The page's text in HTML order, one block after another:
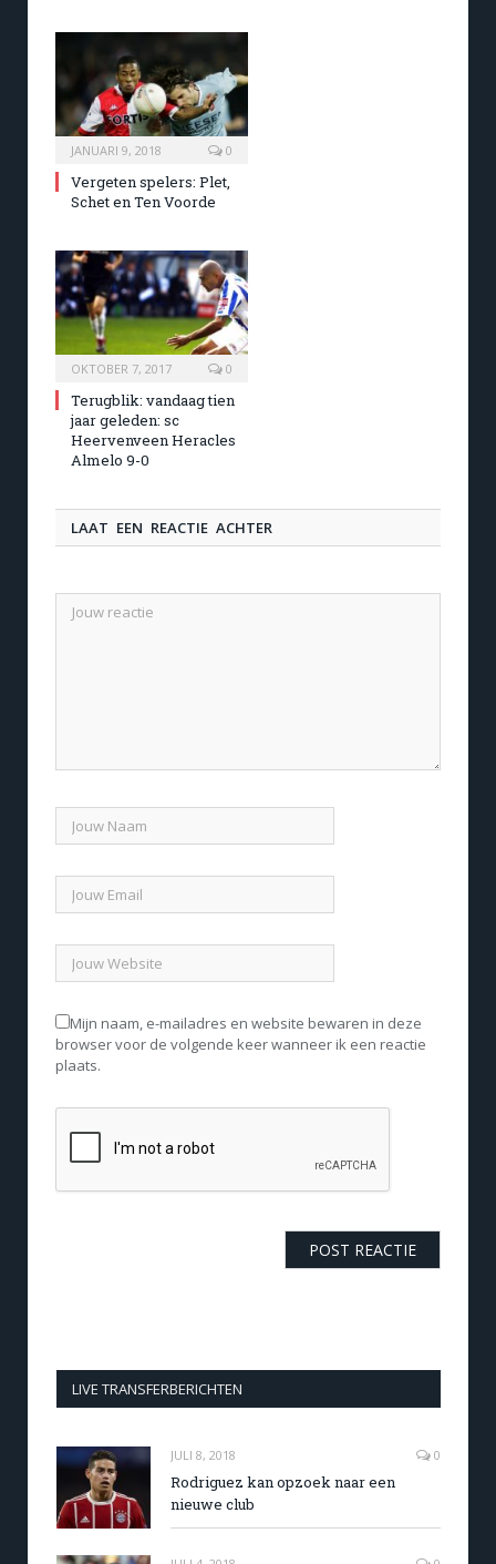
JANUARI 9, 2018 0
Vergeten spelers: Plet,
Schet en Ten Voorde
OKTOBER 7, 2017 0
Terugblik: vandaag tien
jaar geleden: sc
Heervenveen Heracles
Almelo 9-0
LAAT EEN REACTIE ACHTER
Mijn naam, e-mailadres en website bewaren in deze
browser voor de volgende keer wanneer ik een reactie
plaats.
LIVE TRANSFERBERICHTEN
JULI 8, 2018 0
Rodriguez kan opzoek naar een
nieuwe club